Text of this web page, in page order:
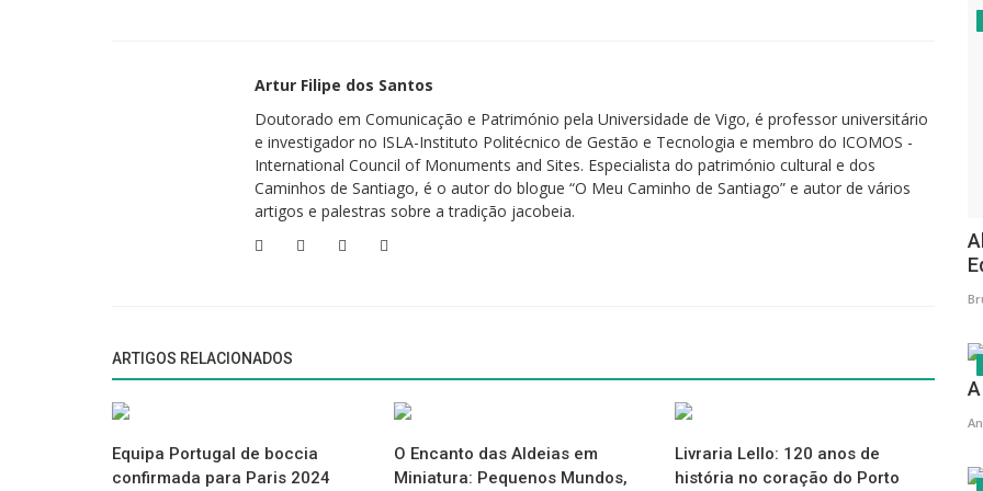
Descubra todos os alojamentos e hóteis da invicta►AQUI
Artur Filipe dos Santos
Doutorado em Comunicação e Património pela Universidade de Vigo, é professor universitário
e investigador no ISLA-Instituto Politécnico de Gestão e Tecnologia e membro do ICOMOS -
International Council of Monuments and Sites. Especialista do património cultural e dos
Caminhos de Santiago, é o autor do blogue “O Meu Caminho de Santiago” e autor de vários
artigos e palestras sobre a tradição jacobeia.
ARTIGOS RELACIONADOS
Equipa Portugal de boccia
confirmada para Paris 2024
O Encanto das Aldeias em
Miniatura: Pequenos Mundos,
Livraria Lello: 120 anos de
história no coração do Porto